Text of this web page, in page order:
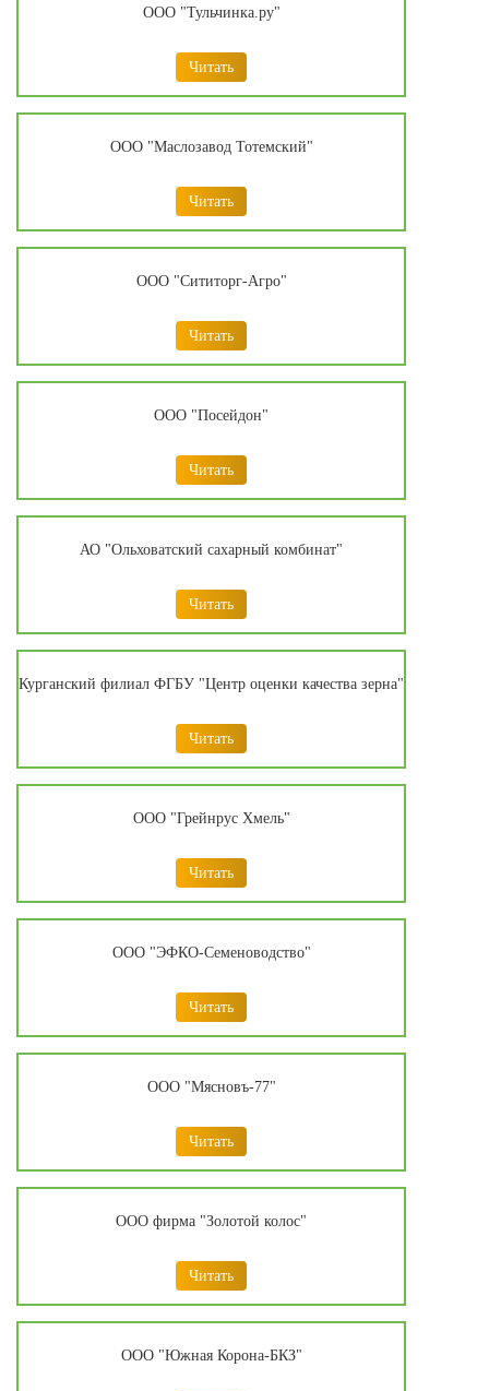
ООО "Тульчинка.ру"
Читать
ООО "Маслозавод Тотемский"
Читать
ООО "Сититорг-Агро"
Читать
ООО "Посейдон"
Читать
АО "Ольховатский сахарный комбинат"
Читать
Курганский филиал ФГБУ "Центр оценки качества зерна"
Читать
ООО "Грейнрус Хмель"
Читать
ООО "ЭФКО-Семеноводство"
Читать
ООО "Мясновъ-77"
Читать
ООО фирма "Золотой колос"
Читать
ООО "Южная Корона-БКЗ"